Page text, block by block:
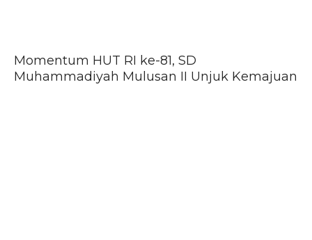
Momentum HUT RI ke-81, SD
Muhammadiyah Mulusan II Unjuk Kemajuan